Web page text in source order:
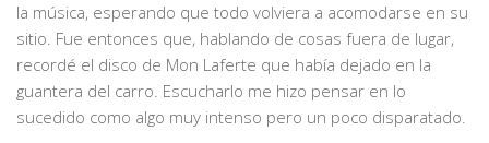
la música, esperando que todo volviera a acomodarse en su
sitio. Fue entonces que, hablando de cosas fuera de lugar,
recordé el disco de Mon Laferte que había dejado en la
guantera del carro. Escucharlo me hizo pensar en lo
sucedido como algo muy intenso pero un poco disparatado.